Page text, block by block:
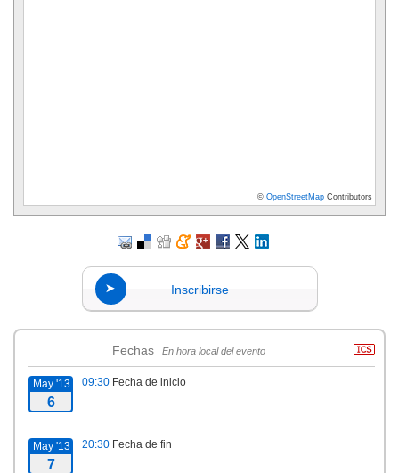
© OpenStreetMap Contributors
Inscribirse
Fechas En hora local del evento
May '13
6
09:30 Fecha de inicio
May '13
7
20:30 Fecha de fin